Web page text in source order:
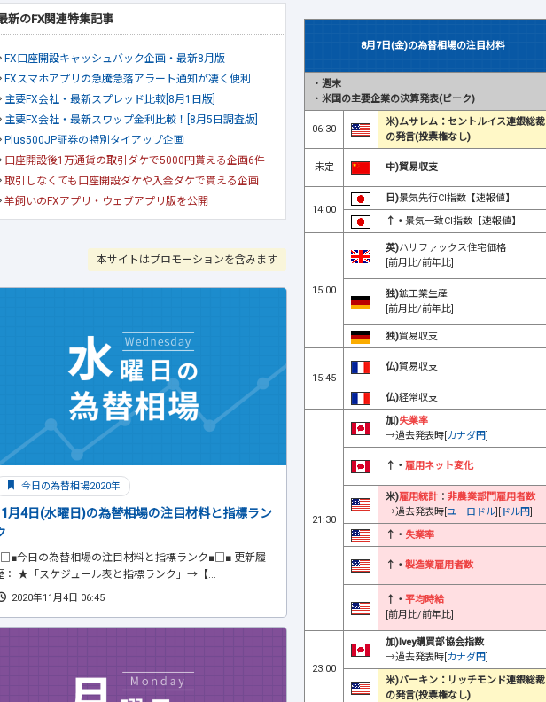
新のFX関連特集記事
FX口座開設キャッシュバック企画・最新8月版
FXスマホアプリの急騰急落アラート通知が凄く便利
主要FX会社・最新スプレッド比較[8月1日版]
主要FX会社・最新スワップ金利比較！[8月5日調査版]
Plus500JP証券の特別タイアップ企画
口座開設後1万通貨の取引ダケで5000円貰える企画6件
取引しなくても口座開設ダケや入金ダケで貰える企画
羊飼いのFXアプリ・ウェブアプリ版を公開
本サイトはプロモーションを含みます
今日の為替相場2020年
月4日(水曜日)の為替相場の注目材料と指標ラン
今日の為替相場の注目材料と指標ランク■□■ 更新履
： ★「スケジュール表と指標ランク」→【...
2020年11月4日 06:45
8月7日(金)の為替相場の注目材料
・ 週末
・ 米国の主要企業の決算発表(ピーク)
06:30
米)ムサレム：セントルイス連銀総裁
の発言(投票権なし)
未定 中)貿易収支
14:00
日)景気先行CI指数【速報値】
↑・ 景気一致CI指数【速報値】
15:00
英)ハリファックス住宅価格
[前月比/前年比]
独)鉱工業生産
[前月比/前年比]
独)貿易収支
15:45
仏)貿易収支
仏)経常収支
21:30
加)失業率
→過去発表時[カナダ円]
↑・ 雇用ネット変化
米)雇用統計 ： 非農業部門雇用者数
→過去発表時[ユーロドル][ ドル円]
↑・ 失業率
↑・ 製造業雇用者数
↑・ 平均時給
[前月比/前年比]
23:00
加)Ivey購買部協会指数
→過去発表時[カナダ円]
米)バーキン：リッチモンド連銀総裁
の発言(投票権なし)